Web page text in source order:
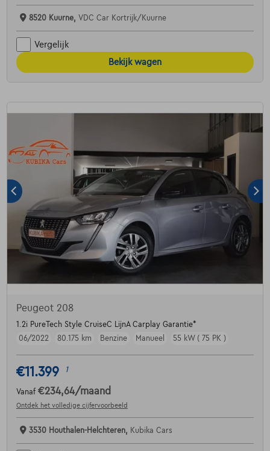
8520 Kuurne, VDC Car Kortrijk/Kuurne
Vergelijk
Bekijk wagen
Peugeot 208
1.2i PureTech Style CruiseC LijnA Carplay Garantie*
06/2022
80.175 km Benzine Manueel 55 kW ( 75 PK )
€11.399 1
Vanaf €234,64/maand
Ontdek het volledige cijfervoorbeeld
3530 Houthalen-Helchteren, Kubika Cars